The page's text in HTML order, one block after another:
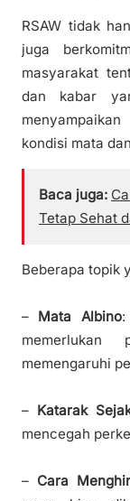
RSAW tidak
juga
masyarakat
dan kabar
kondisi mata
Baca juga:
Tetap Sehat
Beberapa topik
– Mata Albino:
memerlukan
memengaruhi
– Katarak
mencegah
– Cara